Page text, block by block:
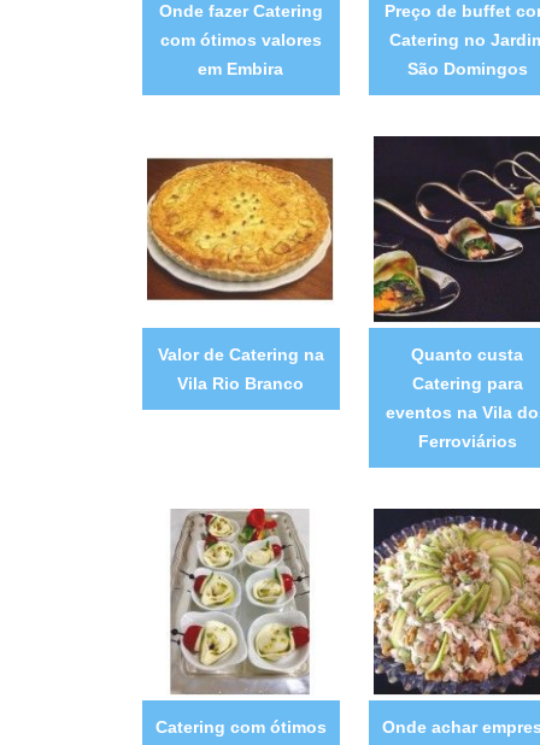
Onde fazer Catering
com ótimos valores
em Embira
Preço de buffet
Catering no
São Domingos
Valor de Catering na
Vila Rio Branco
Quanto custa
Catering para
eventos na Vila
Ferroviários
Catering com ótimos
Onde achar